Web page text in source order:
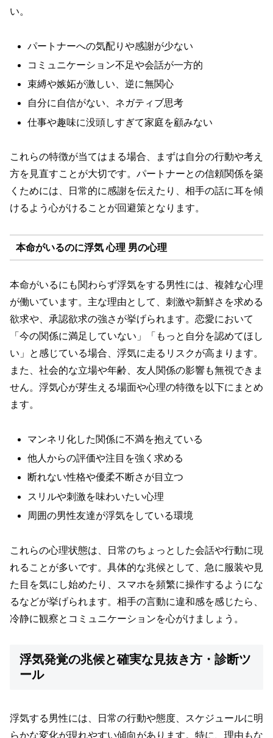
い。
パートナーへの気配りや感謝が少ない
コミュニケーション不足や会話が一方的
束縛や嫉妬が激しい、逆に無関心
自分に自信がない、ネガティブ思考
仕事や趣味に没頭しすぎて家庭を顧みない
これらの特徴が当てはまる場合、まずは自分の行動や考え
方を見直すことが大切です。パートナーとの信頼関係を築
くためには、日常的に感謝を伝えたり、相手の話に耳を傾
けるよう心がけることが回避策となります。
本命がいるのに浮気 心理 男の心理
本命がいるにも関わらず浮気をする男性には、複雑な心理
が働いています。主な理由として、刺激や新鮮さを求める
欲求や、承認欲求の強さが挙げられます。恋愛において
「今の関係に満足していない」「もっと自分を認めてほし
い」と感じている場合、浮気に走るリスクが高まります。
また、社会的な立場や年齢、友人関係の影響も無視できま
せん。浮気心が芽生える場面や心理の特徴を以下にまとめ
ます。
マンネリ化した関係に不満を抱えている
他人からの評価や注目を強く求める
断れない性格や優柔不断さが目立つ
スリルや刺激を味わいたい心理
周囲の男性友達が浮気をしている環境
これらの心理状態は、日常のちょっとした会話や行動に現
れることが多いです。具体的な兆候として、急に服装や見
た目を気にし始めたり、スマホを頻繁に操作するようにな
るなどが挙げられます。相手の言動に違和感を感じたら、
冷静に観察とコミュニケーションを心がけましょう。
浮気発覚の兆候と確実な見抜き方・診断ツ
ール
浮気する男性には、日常の行動や態度、スケジュールに明
らかな変化が現れやすい傾向があります。特に、理由もな